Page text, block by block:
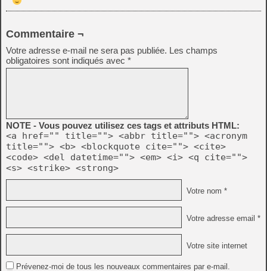
Commentaire ¬
Votre adresse e-mail ne sera pas publiée. Les champs
obligatoires sont indiqués avec *
NOTE - Vous pouvez utilisez ces tags et attributs HTML:
<a href="" title=""> <abbr title=""> <acronym
title=""> <b> <blockquote cite=""> <cite>
<code> <del datetime=""> <em> <i> <q cite="">
<s> <strike> <strong>
Votre nom *
Votre adresse email *
Votre site internet
Prévenez-moi de tous les nouveaux commentaires par e-mail.